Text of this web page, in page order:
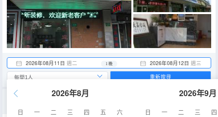
2026年08月11日 週二 2026年08月12日 週三
1 晚
2026年8月
日 一 二 三 四 五
六
2026年9月
日 一 二 三
四
重新搜尋